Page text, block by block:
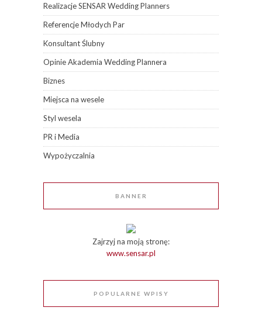
Realizacje SENSAR Wedding Planners
Referencje Młodych Par
Konsultant Ślubny
Opinie Akademia Wedding Plannera
Biznes
Miejsca na wesele
Styl wesela
PR i Media
Wypożyczalnia
BANNER
Zajrzyj na moją stronę:
www.sensar.pl
POPULARNE WPISY